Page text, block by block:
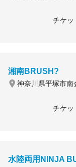
チケッ
湘南BRUSH?
神奈川県平塚市南
チケッ
水陸両用NINJA